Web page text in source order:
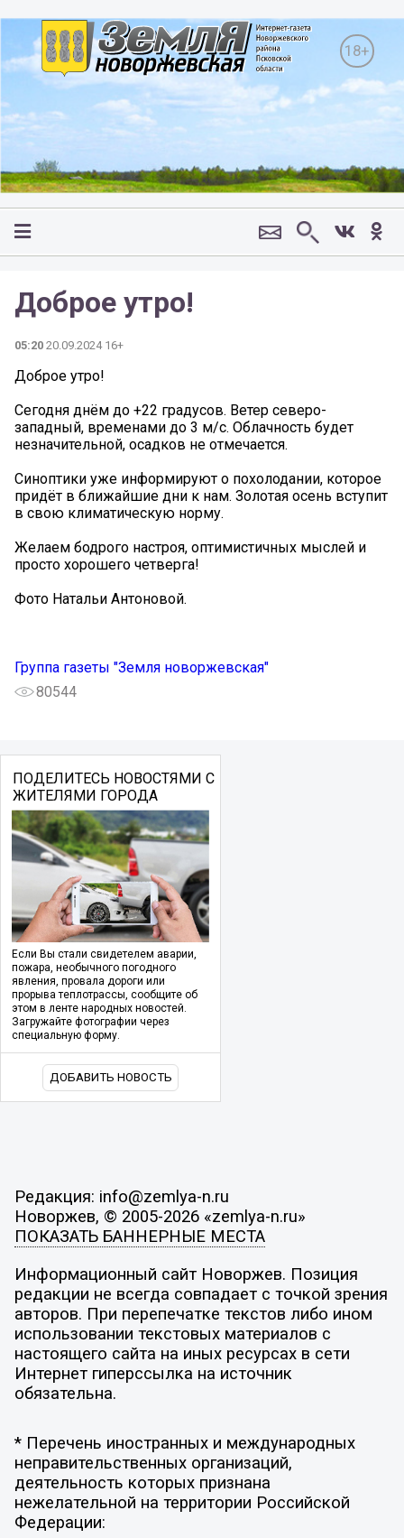
18+
Доброе утро!
05:20 20.09.2024 16+
Доброе утро!
Сегодня днём до +22 градусов. Ветер северо-
западный, временами до 3 м/с. Облачность будет
незначительной, осадков не отмечается.
Синоптики уже информируют о похолодании, которое
придёт в ближайшие дни к нам. Золотая осень вступит
в свою климатическую норму.
Желаем бодрого настроя, оптимистичных мыслей и
просто хорошего четверга!
Фото Натальи Антоновой.
Группа газеты "Земля новоржевская"
80544
ПОДЕЛИТЕСЬ НОВОСТЯМИ С
ЖИТЕЛЯМИ ГОРОДА
Если Вы стали свидетелем аварии,
пожара, необычного погодного
явления, провала дороги или
прорыва теплотрассы, сообщите об
этом в ленте народных новостей.
Загружайте фотографии через
специальную форму.
ДОБАВИТЬ НОВОСТЬ
Редакция: info@zemlya-n.ru
Новоржев, © 2005-2026 «zemlya-n.ru»
ПОКАЗАТЬ БАННЕРНЫЕ МЕСТА
Информационный сайт Новоржев. Позиция
редакции не всегда совпадает с точкой зрения
авторов. При перепечатке текстов либо ином
использовании текстовых материалов с
настоящего сайта на иных ресурсах в сети
Интернет гиперссылка на источник
обязательна.
* Перечень иностранных и международных
неправительственных организаций,
деятельность которых признана
нежелательной на территории Российской
Федерации: